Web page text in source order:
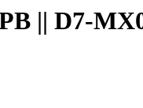
|| D7-